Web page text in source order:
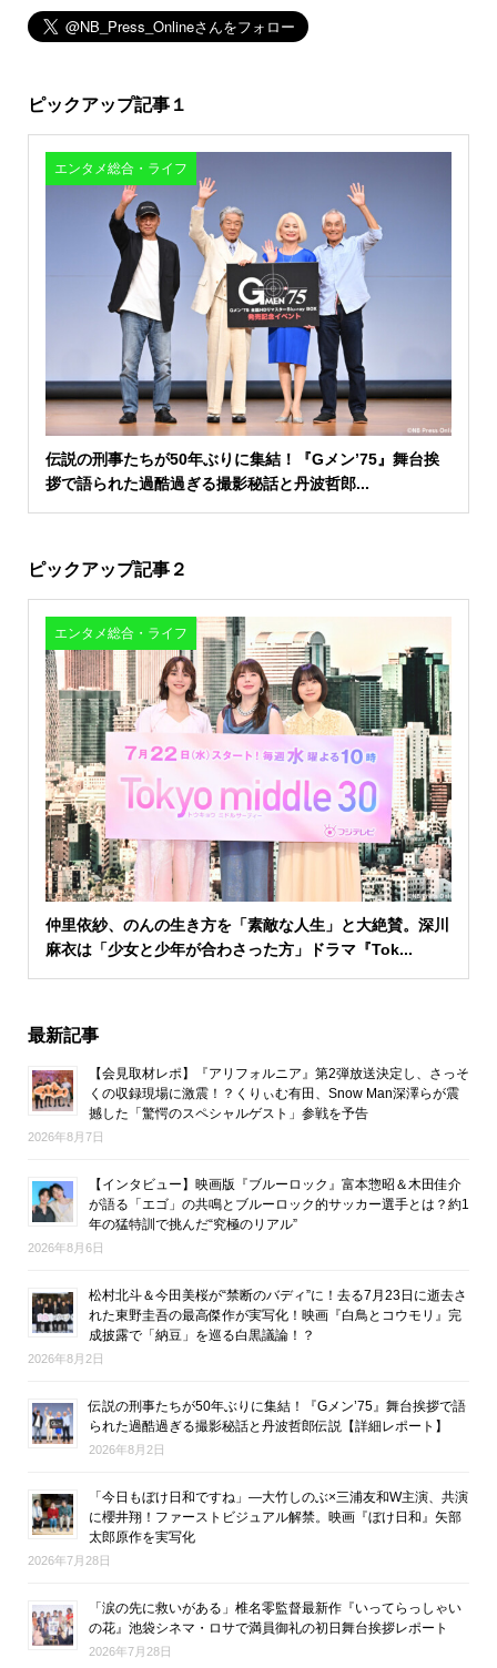
ピックアップ記事１
エンタメ総合・ライフ
伝説の刑事たちが50年ぶりに集結！『Gメン’75』舞台挨
拶で語られた過酷過ぎる撮影秘話と丹波哲郎...
ピックアップ記事２
エンタメ総合・ライフ
仲里依紗、のんの生き方を「素敵な人生」と大絶賛。深川
麻衣は「少女と少年が合わさった方」ドラマ『Tok...
最新記事
【会見取材レポ】『アリフォルニア』第2弾放送決定し、さっそ
くの収録現場に激震！？くりぃむ有田、Snow Man深澤らが震
撼した「驚愕のスペシャルゲスト」参戦を予告
2026年8月7日
【インタビュー】映画版『ブルーロック』富本惣昭＆木田佳介
が語る「エゴ」の共鳴とブルーロック的サッカー選手とは？約1
年の猛特訓で挑んだ“究極のリアル”
2026年8月6日
松村北斗＆今田美桜が“禁断のバディ”に！去る7月23日に逝去さ
れた東野圭吾の最高傑作が実写化！映画『白鳥とコウモリ』完
成披露で「納豆」を巡る白黒議論！？
2026年8月2日
伝説の刑事たちが50年ぶりに集結！『Gメン’75』舞台挨拶で語
られた過酷過ぎる撮影秘話と丹波哲郎伝説【詳細レポート】
2026年8月2日
「今日もぼけ日和ですね」―大竹しのぶ×三浦友和W主演、共演
に櫻井翔！ファーストビジュアル解禁。映画『ぼけ日和』矢部
太郎原作を実写化
2026年7月28日
「涙の先に救いがある」椎名零監督最新作『いってらっしゃい
の花』池袋シネマ・ロサで満員御礼の初日舞台挨拶レポート
2026年7月28日